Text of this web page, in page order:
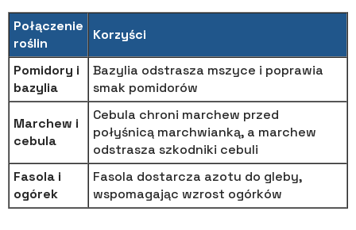
Połączenie
roślin
Korzyści
Pomidory i
bazylia
Bazylia odstrasza mszyce i poprawia
smak pomidorów
Marchew i
cebula
Cebula chroni marchew przed
połyśnicą marchwianką, a marchew
odstrasza szkodniki cebuli
Fasola i
ogórek
Fasola dostarcza azotu do gleby,
wspomagając wzrost ogórków